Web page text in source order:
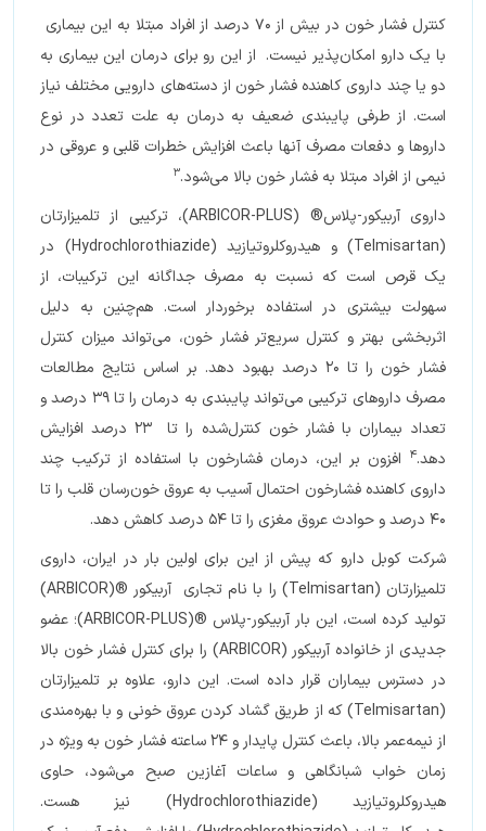
کنترل فشار خون در بیش از 70 درصد از افراد مبتلا به این بیماری
با یک دارو امکان‌پذیر نیست. از این رو برای درمان این بیماری به
دو یا چند داروی کاهنده فشار خون از دسته‌های دارویی مختلف نیاز
است. از طرفی پایبندی ضعیف به درمان به علت تعدد در نوع
داروها و دفعات مصرف آنها باعث افزایش خطرات قلبی و عروقی در
نیمی از افراد مبتلا به فشار خون بالا می‌شود.3
داروی آربیکور-پلاس® (ARBICOR-PLUS)، ترکیبی از تلمیزارتان
(Telmisartan) و هیدروکلروتیازید (Hydrochlorothiazide) در
یک قرص است که نسبت به مصرف جداگانه این ترکیبات، از
سهولت بیشتری در استفاده برخوردار است. هم‌چنین به دلیل
اثربخشی بهتر و کنترل سریع‌تر فشار خون، می‌تواند میزان کنترل
فشار خون را تا 20 درصد بهبود دهد. بر اساس نتایج مطالعات
مصرف داروهای ترکیبی می‌تواند پایبندی به درمان را تا 39 درصد و
تعداد بیماران با فشار خون کنترل‌شده را تا 23 درصد افزایش
دهد.4 افزون ‌بر این، درمان فشارخون با استفاده از ترکیب چند
داروی کاهنده فشارخون احتمال آسیب به عروق خون‌رسان قلب را تا
40 درصد و حوادث عروق مغزی را تا 54 درصد کاهش دهد.
شرکت کوبل دارو که پیش از این برای اولین بار در ایران، داروی
تلمیزارتان (Telmisartan) را با نام تجاری آربیکور ®(ARBICOR)
تولید کرده است، این بار آربیکور-پلاس ®(ARBICOR-PLUS)؛ عضو
جدیدی از خانواده آربیکور (ARBICOR) را برای کنترل فشار خون بالا
در دسترس بیماران قرار داده است. این دارو، علاوه بر تلمیزارتان
(Telmisartan) که از طریق گشاد کردن عروق خونی و با بهره‌مندی
از نیمه‌عمر بالا، باعث کنترل پایدار و 24 ساعته فشار خون به ویژه در
زمان خواب شبانگاهی و ساعات آغازین صبح می‌شود، حاوی
هیدروکلروتیازید (Hydrochlorothiazide) نیز هست.